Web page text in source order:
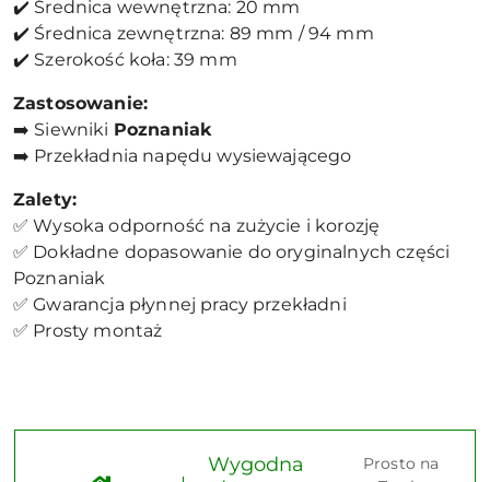
✔️ Średnica wewnętrzna: 20 mm
✔️ Średnica zewnętrzna: 89 mm / 94 mm
✔️ Szerokość koła: 39 mm
Zastosowanie:
➡️ Siewniki Poznaniak
➡️ Przekładnia napędu wysiewającego
Zalety:
✅ Wysoka odporność na zużycie i korozję
✅ Dokładne dopasowanie do oryginalnych części
Poznaniak
✅ Gwarancja płynnej pracy przekładni
✅ Prosty montaż
Wygodna
Prosto na